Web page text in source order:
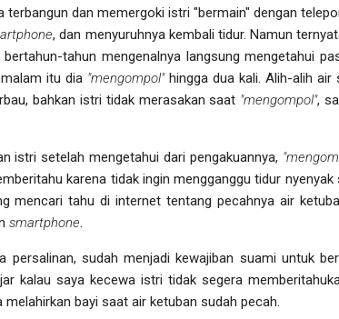
terbangun dan memergoki istri "bermain" dengan
, dan menyuruhnya kembali tidur. Namun
tahun mengenalnya langsung mengetahui
itu dia "mengompol"hingga dua kali. Alih-alih air
bahkan istri tidak merasakan saat "mengompol",
istri setelah mengetahui dari pengakuannya,
karena tidak ingin mengganggu tidur
mencari tahu di internet tentang pecahnya air
smartphone
persalinan, sudah menjadi kewajiban suami untuk
kalau saya kecewa istri tidak segera
bayi saat air ketuban sudah pecah.